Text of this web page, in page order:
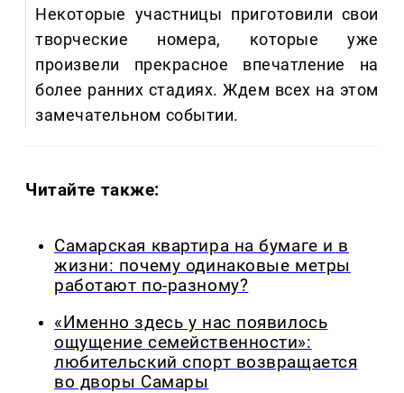
Некоторые участницы приготовили свои
творческие номера, которые уже
произвели прекрасное впечатление на
более ранних стадиях. Ждем всех на этом
замечательном событии.
Читайте также:
Самарская квартира на бумаге и в
жизни: почему одинаковые метры
работают по-разному?
«Именно здесь у нас появилось
ощущение семейственности»:
любительский спорт возвращается
во дворы Самары